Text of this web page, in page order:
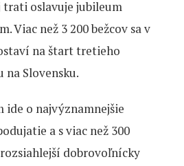
oslavuje jubileum
Viac než 3 200 bežcov sa v
na štart tretieho
na Slovensku.
ide o najvýznamnejšie
a s viac než 300
dobrovoľnícky